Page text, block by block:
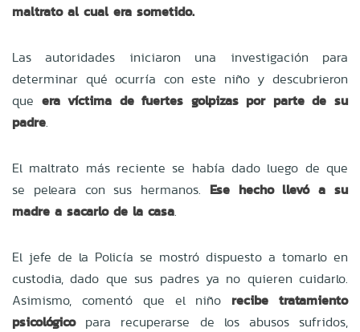
maltrato al cual era sometido.
Las autoridades iniciaron una investigación para
determinar qué ocurría con este niño y descubrieron
que era víctima de fuertes golpizas por parte de su
padre.
El maltrato más reciente se había dado luego de que
se peleara con sus hermanos. Ese hecho llevó a su
madre a sacarlo de la casa.
El jefe de la Policía se mostró dispuesto a tomarlo en
custodia, dado que sus padres ya no quieren cuidarlo.
Asimismo, comentó que el niño recibe tratamiento
psicológicopara recuperarse de los abusos sufridos,